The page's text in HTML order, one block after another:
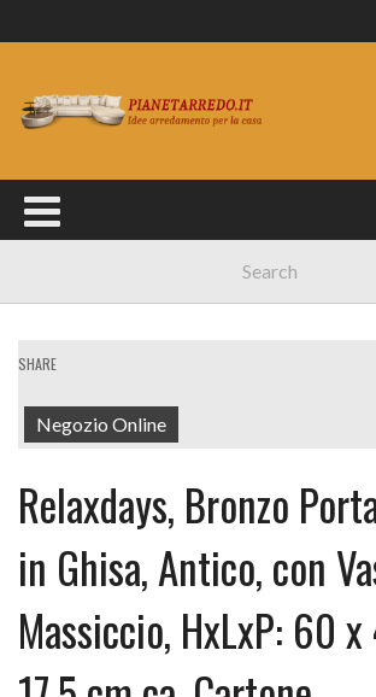
SHARE
Negozio Online
Relaxdays, Bronzo
in Ghisa, Antico, con
Massiccio, HxLxP: 60